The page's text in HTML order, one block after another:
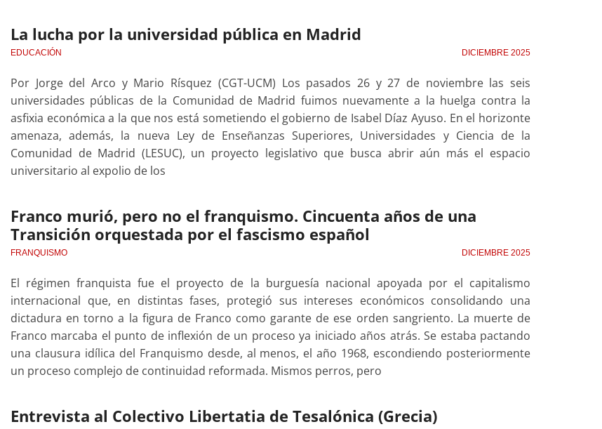
La lucha por la universidad pública en Madrid
EDUCACIÓN DICIEMBRE 2025
Por Jorge del Arco y Mario Rísquez (CGT-UCM) Los pasados 26 y 27 de noviembre las seis
universidades públicas de la Comunidad de Madrid fuimos nuevamente a la huelga contra la
asfixia económica a la que nos está sometiendo el gobierno de Isabel Díaz Ayuso. En el horizonte
amenaza, además, la nueva Ley de Enseñanzas Superiores, Universidades y Ciencia de la
Comunidad de Madrid (LESUC), un proyecto legislativo que busca abrir aún más el espacio
universitario al expolio de los
Franco murió, pero no el franquismo. Cincuenta años de una
Transición orquestada por el fascismo español
FRANQUISMO DICIEMBRE 2025
El régimen franquista fue el proyecto de la burguesía nacional apoyada por el capitalismo
internacional que, en distintas fases, protegió sus intereses económicos consolidando una
dictadura en torno a la figura de Franco como garante de ese orden sangriento. La muerte de
Franco marcaba el punto de inflexión de un proceso ya iniciado años atrás. Se estaba pactando
una clausura idílica del Franquismo desde, al menos, el año 1968, escondiendo posteriormente
un proceso complejo de continuidad reformada. Mismos perros, pero
Entrevista al Colectivo Libertatia de Tesalónica (Grecia)